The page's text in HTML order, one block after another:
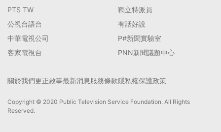
PTS TW
公視台語台
中華電視公司
客家電視台
獨立特派員
有話好說
P#新聞實驗室
PNN新聞議題中心
關於我們更正啟事最新消息服務條款隱私權保護政策
Copyright © 2020 Public Television Service Foundation. All Rights
Reserved.